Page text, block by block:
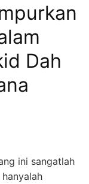
Dah
ini sangatlah